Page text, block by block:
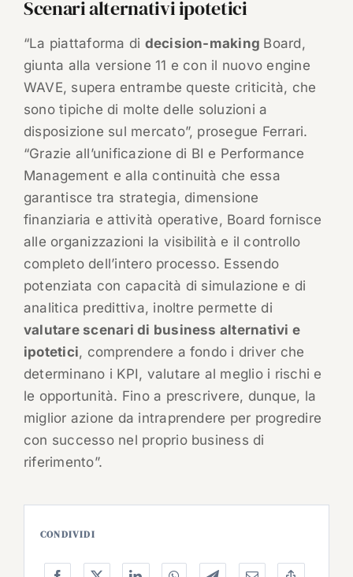
Scenari alternativi ipotetici
“La piattaforma di decision-making Board,
giunta alla versione 11 e con il nuovo engine
WAVE, supera entrambe queste criticità, che
sono tipiche di molte delle soluzioni a
disposizione sul mercato”, prosegue Ferrari.
“Grazie all’unificazione di BI e Performance
Management e alla continuità che essa
garantisce tra strategia, dimensione
finanziaria e attività operative, Board fornisce
alle organizzazioni la visibilità e il controllo
completo dell’intero processo. Essendo
potenziata con capacità di simulazione e di
analitica predittiva, inoltre permette di
valutare scenari di business alternativi e
ipotetici, comprendere a fondo i driver che
determinano i KPI, valutare al meglio i rischi e
le opportunità. Fino a prescrivere, dunque, la
miglior azione da intraprendere per progredire
con successo nel proprio business di
riferimento”.
CONDIVIDI